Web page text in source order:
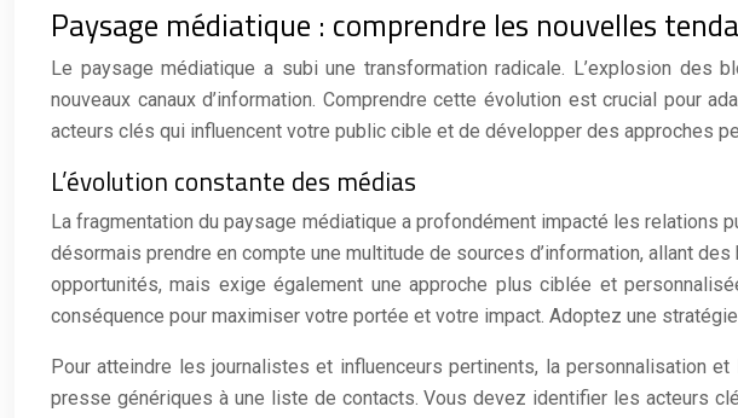
Paysage médiatique : comprendre les nouvelles
Le paysage médiatique a subi une transformation radicale. L’explosion
nouveaux canaux d’information. Comprendre cette évolution est crucial
acteurs clés qui influencent votre public cible et de développer des approches
L’évolution constante des médias
La fragmentation du paysage médiatique a profondément impacté les
désormais prendre en compte une multitude de sources d’information, allant
opportunités, mais exige également une approche plus ciblée et
conséquence pour maximiser votre portée et votre impact. Adoptez une
Pour atteindre les journalistes et influenceurs pertinents, la personnalisation
presse génériques à une liste de contacts. Vous devez identifier les acteurs